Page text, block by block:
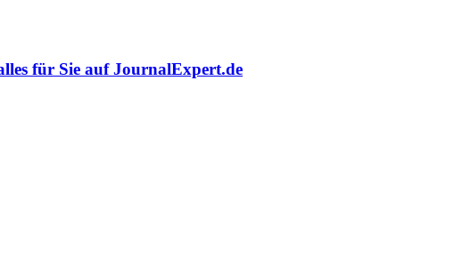
für Sie auf JournalExpert.de